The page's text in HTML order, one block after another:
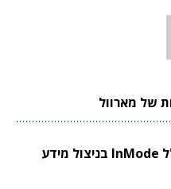
של מארוול
קרן Steel מאשימה את מנכ"ל InMode בניצול מידע